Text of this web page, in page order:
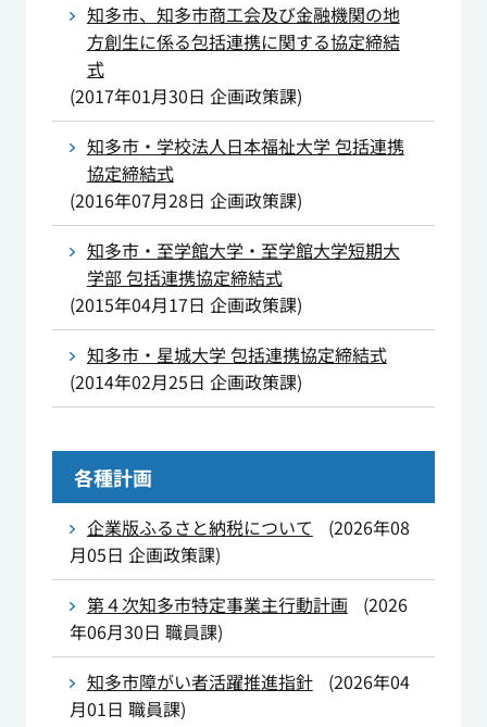
知多市、知多市商工会及び金融機関の地
方創生に係る包括連携に関する協定締結
式
(2017年01月30日 企画政策課)
知多市・学校法人日本福祉大学 包括連携
協定締結式
(2016年07月28日 企画政策課)
知多市・至学館大学・至学館大学短期大
学部 包括連携協定締結式
(2015年04月17日 企画政策課)
知多市・星城大学 包括連携協定締結式
(2014年02月25日 企画政策課)
各種計画
企業版ふるさと納税について (2026年08
月05日 企画政策課)
第４次知多市特定事業主行動計画
(2026
年06月30日 職員課)
知多市障がい者活躍推進指針
(2026年04
月01日 職員課)